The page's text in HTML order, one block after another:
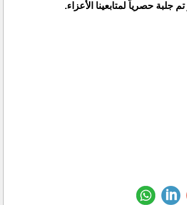
جلبة حصرياً لمتابعينا الأعزاء.